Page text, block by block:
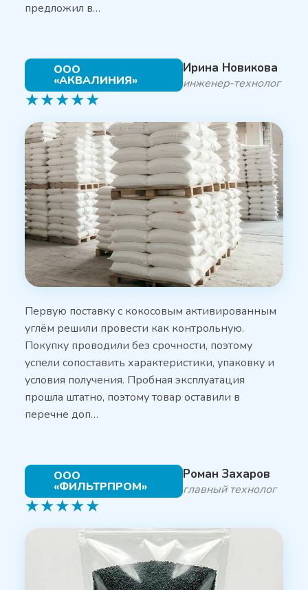
предложил в…
ООО
«АКВАЛИНИЯ»
Ирина Новикова
инженер-технолог
★★★★★
Первую поставку с кокосовым активированным
углём решили провести как контрольную.
Покупку проводили без срочности, поэтому
успели сопоставить характеристики, упаковку и
условия получения. Пробная эксплуатация
прошла штатно, поэтому товар оставили в
перечне доп…
ООО
«ФИЛЬТРПРОМ»
Роман Захаров
главный технолог
★★★★★